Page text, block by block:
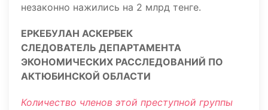
незаконно нажились на 2 млрд тенге.
ЕРКЕБУЛАН АСКЕРБЕК
СЛЕДОВАТЕЛЬ ДЕПАРТАМЕНТА
ЭКОНОМИЧЕСКИХ РАССЛЕДОВАНИЙ ПО
АКТЮБИНСКОЙ ОБЛАСТИ
Количество членов этой преступной группы